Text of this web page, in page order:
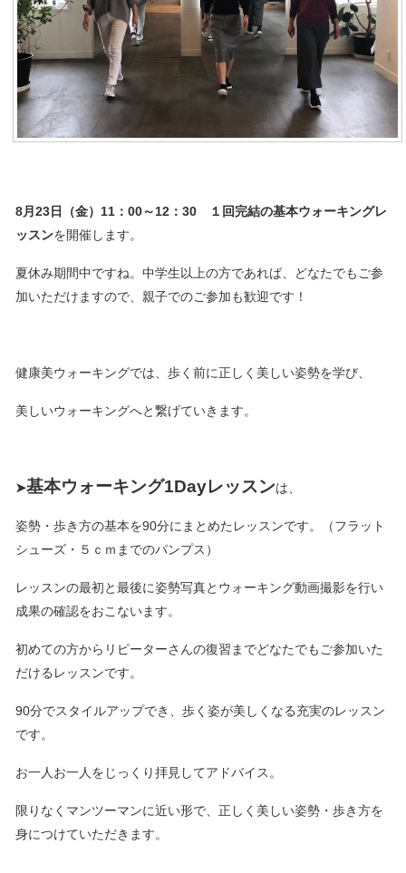
8月23日（金）11：00～12：30 １回完結の基本ウォーキングレ
ッスンを開催します。
夏休み期間中ですね。中学生以上の方であれば、どなたでもご参
加いただけますので、親子でのご参加も歓迎です！
健康美ウォーキングでは、歩く前に正しく美しい姿勢を学び、
美しいウォーキングへと繋げていきます。
➤基本ウォーキング1Dayレッスンは、
姿勢・歩き方の基本を90分にまとめたレッスンです。（フラット
シューズ・５ｃｍまでのパンプス）
レッスンの最初と最後に姿勢写真とウォーキング動画撮影を行い
成果の確認をおこないます。
初めての方からリピーターさんの復習までどなたでもご参加いた
だけるレッスンです。
90分でスタイルアップでき、歩く姿が美しくなる充実のレッスン
です。
お一人お一人をじっくり拝見してアドバイス。
限りなくマンツーマンに近い形で、正しく美しい姿勢・歩き方を
身につけていただきます。